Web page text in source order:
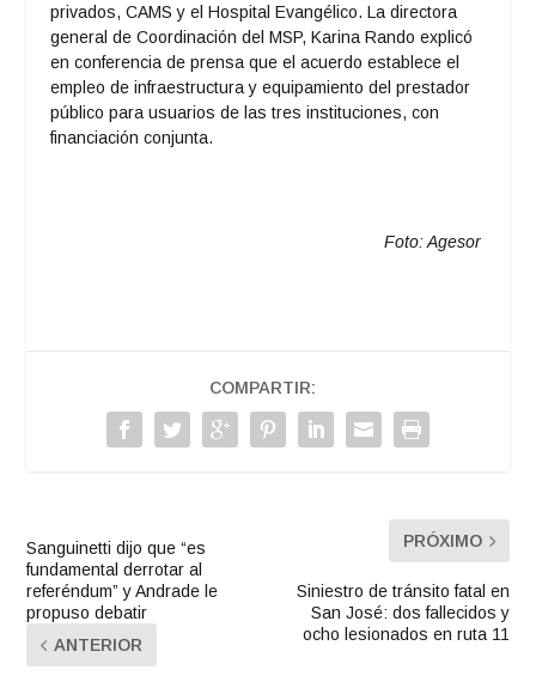
privados, CAMS y el Hospital Evangélico. La directora
general de Coordinación del MSP, Karina Rando explicó
en conferencia de prensa que el acuerdo establece el
empleo de infraestructura y equipamiento del prestador
público para usuarios de las tres instituciones, con
financiación conjunta.
Foto: Agesor
COMPARTIR:
Sanguinetti dijo que “es
fundamental derrotar al
referéndum” y Andrade le
propuso debatir
ANTERIOR
PRÓXIMO
Siniestro de tránsito fatal en
San José: dos fallecidos y
ocho lesionados en ruta 11